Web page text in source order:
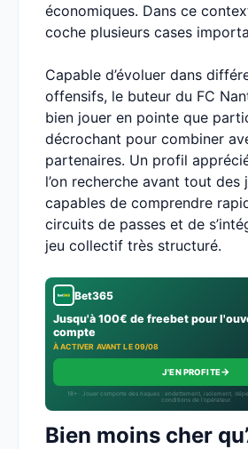
économiques. Dans ce
coche plusieurs cases
Capable d’évoluer dans
offensifs, le buteur du FC
bien jouer en pointe que
décrochant pour combiner
partenaires. Un profil
l’on recherche avant tout des
capables de comprendre
circuits de passes et de
jeu collectif très structuré.
Bet365
Jusqu'à 100€ de freebet pour
compte
À ACTIVER AVANT LE 09/08
J'EN PROFITE→
18+ · Jouer comporte des risques : endettement, isolement,
conditions de l’opérateur.
Bien moins cher